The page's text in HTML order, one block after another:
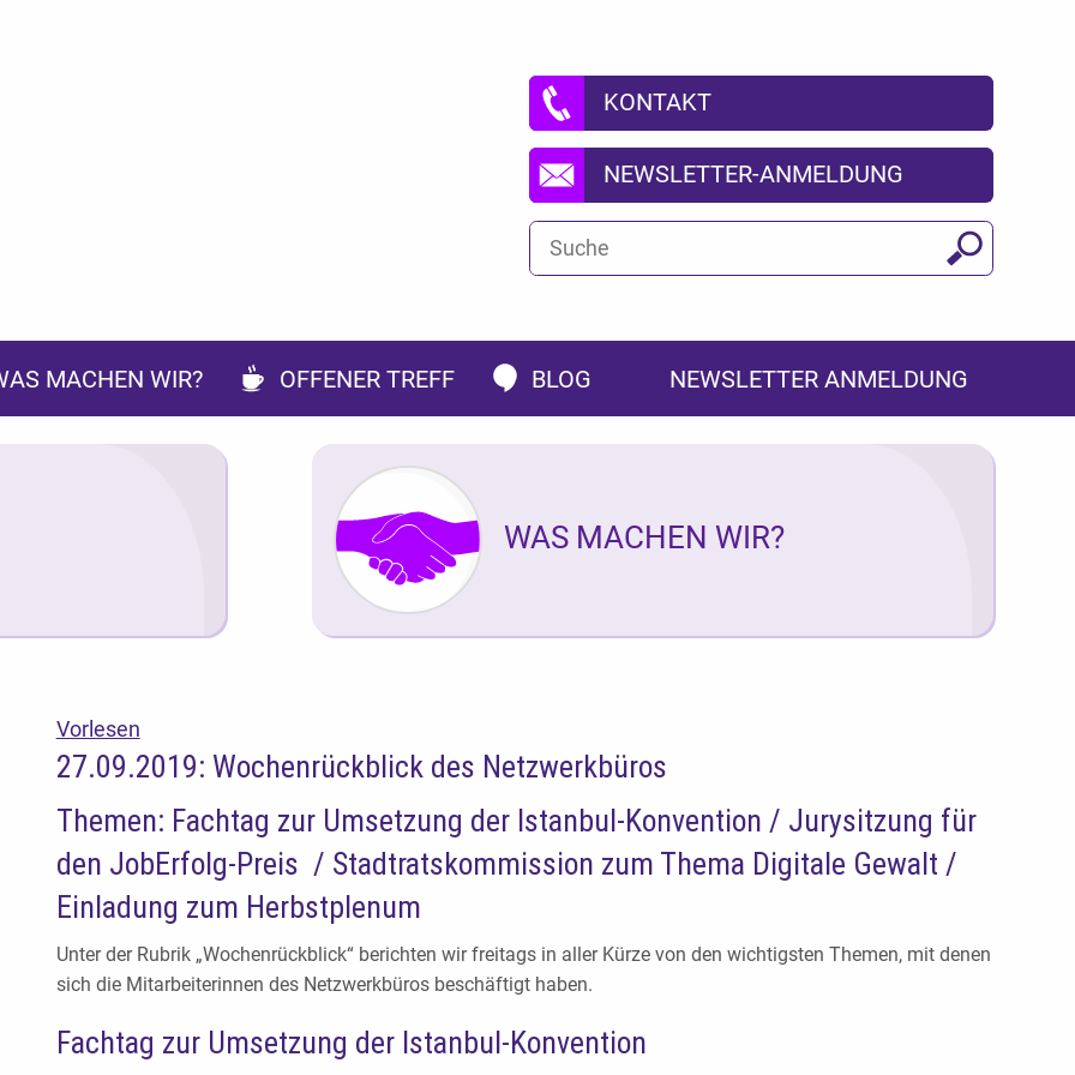
KONTAKT
NEWSLETTER-ANMELDUNG
Suchbegriff
Suchen
MACHEN WIR? OFFENER TREFF BLOG NEWSLETTER ANMELDUNG
WAS MACHEN WIR?
Vorlesen
27.09.2019: Wochenrückblick des Netzwerkbüros
Themen: Fachtag zur Umsetzung der Istanbul-Konvention / Jurysitzung für
den JobErfolg-Preis / Stadtratskommission zum Thema Digitale Gewalt /
Einladung zum Herbstplenum
Unter der Rubrik „Wochenrückblick“ berichten wir freitags in aller Kürze von den wichtigsten Themen, mit denen
sich die Mitarbeiterinnen des Netzwerkbüros beschäftigt haben.
Fachtag zur Umsetzung der Istanbul-Konvention